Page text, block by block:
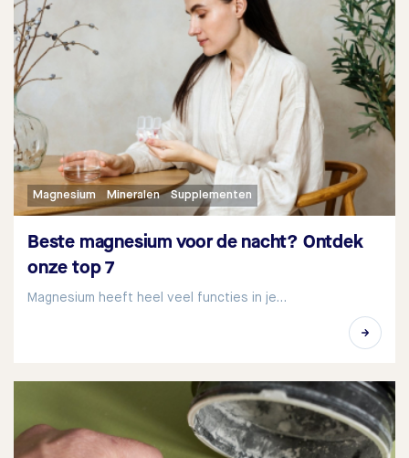
Magnesium Mineralen Supplementen
Beste magnesium voor de nacht? Ontdek
onze top 7
Magnesium heeft heel veel functies in je…